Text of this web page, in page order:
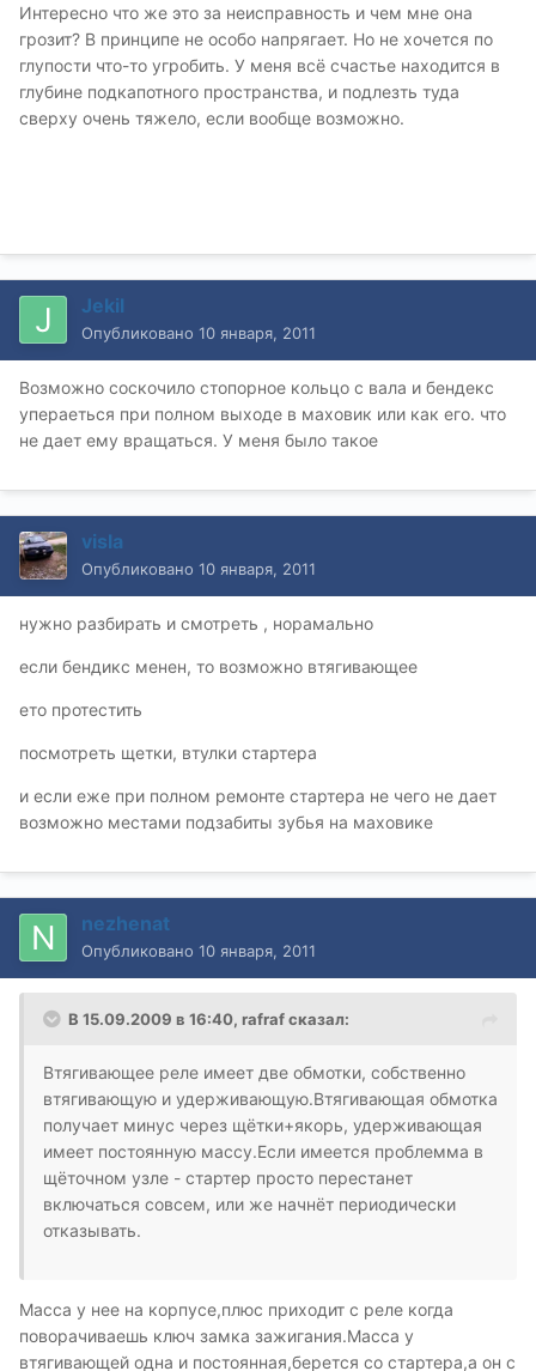
Интересно что же это за неисправность и чем мне она
грозит? В принципе не особо напрягает. Но не хочется по
глупости что-то угробить. У меня всё счастье находится в
глубине подкапотного пространства, и подлезть туда
сверху очень тяжело, если вообще возможно.
Jekil
Опубликовано 10 января, 2011
Возможно соскочило стопорное кольцо с вала и бендекс
упераеться при полном выходе в маховик или как его. что
не дает ему вращаться. У меня было такое
visla
Опубликовано 10 января, 2011
нужно разбирать и смотреть , норамально
если бендикс менен, то возможно втягивающее
ето протестить
посмотреть щетки, втулки стартера
и если еже при полном ремонте стартера не чего не дает
возможно местами подзабиты зубья на маховике
nezhenat
Опубликовано 10 января, 2011
В 15.09.2009 в 16:40, rafraf сказал:
Втягивающее реле имеет две обмотки, собственно
втягивающую и удерживающую.Втягивающая обмотка
получает минус через щётки+якорь, удерживающая
имеет постоянную массу.Если имеется проблемма в
щёточном узле - стартер просто перестанет
включаться совсем, или же начнёт периодически
отказывать.
Масса у нее на корпусе,плюс приходит с реле когда
поворачиваешь ключ замка зажигания.Масса у
втягивающей одна и постоянная,берется со стартера,а он с